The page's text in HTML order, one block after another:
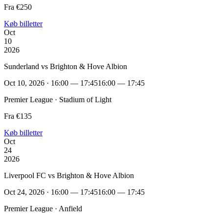
Fra €250
Køb billetter
Oct
10
2026
Sunderland vs Brighton & Hove Albion
Oct 10, 2026 · 16:00 — 17:4516:00 — 17:45
Premier League · Stadium of Light
Fra €135
Køb billetter
Oct
24
2026
Liverpool FC vs Brighton & Hove Albion
Oct 24, 2026 · 16:00 — 17:4516:00 — 17:45
Premier League · Anfield